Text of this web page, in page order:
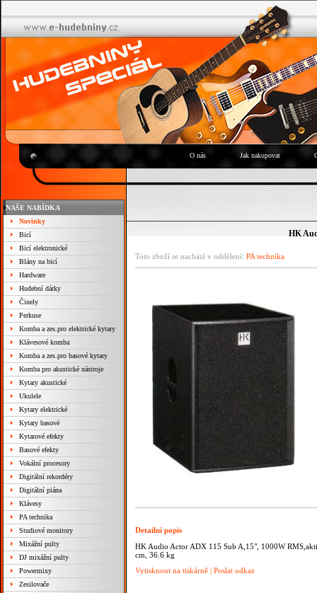
O nás Jak nakupovat
NAŠE NABÍDKA
Novinky
Bicí
Bicí elektronické
Blány na bicí
Hardware
Hudební dárky
Činely
Perkuse
Komba a zes.pro elektrické kytary
Klávesové komba
Komba a zes.pro basové kytary
Komba pro akustické nástroje
Kytary akustické
Ukulele
Kytary elektrické
Kytary basové
Kytarové efekty
Basové efekty
Vokální procesory
Digitální rekordéry
Digitální piána
Klávesy
PA technika
Studiové monitory
Mixážní pulty
DJ mixážní pulty
Powermixy
Zesilovače
HK
Toto zboží se nachází v oddělení: PA technika
Detailní popis
HK Audio Actor ADX 115 Sub A,15", 1000W
cm, 36.6 kg
Vytisknout na tiskárně | Poslat odkaz